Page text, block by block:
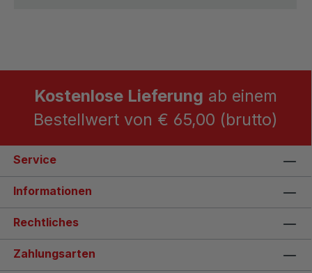
Kostenlose Lieferung ab einem
Bestellwert von € 65,00 (brutto)
Service
Informationen
Rechtliches
Zahlungsarten